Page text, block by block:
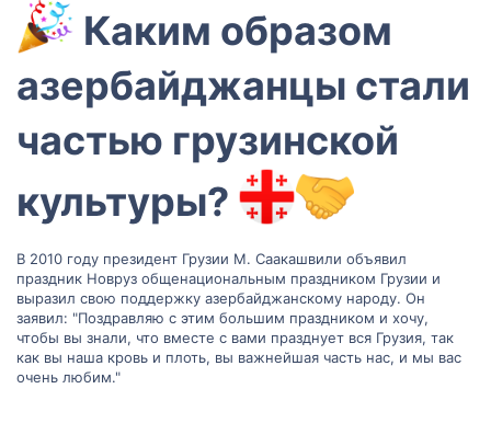
Каким образом
азербайджанцы стали
частью грузинской
культуры?
В 2010 году президент Грузии М. Саакашвили объявил
праздник Новруз общенациональным праздником Грузии и
выразил свою поддержку азербайджанскому народу. Он
заявил: "Поздравляю с этим большим праздником и хочу,
чтобы вы знали, что вместе с вами празднует вся Грузия, так
как вы наша кровь и плоть, вы важнейшая часть нас, и мы вас
очень любим."